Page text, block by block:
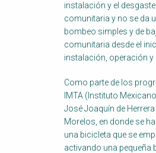
instalación y el
comunitaria y no se da
bombeo simples y de
comunitaria desde el
instalación, operación y
Como parte de los
IMTA (Instituto
José Joaquín de
Morelos, en donde se
una bicicleta que se
activando una pequeña